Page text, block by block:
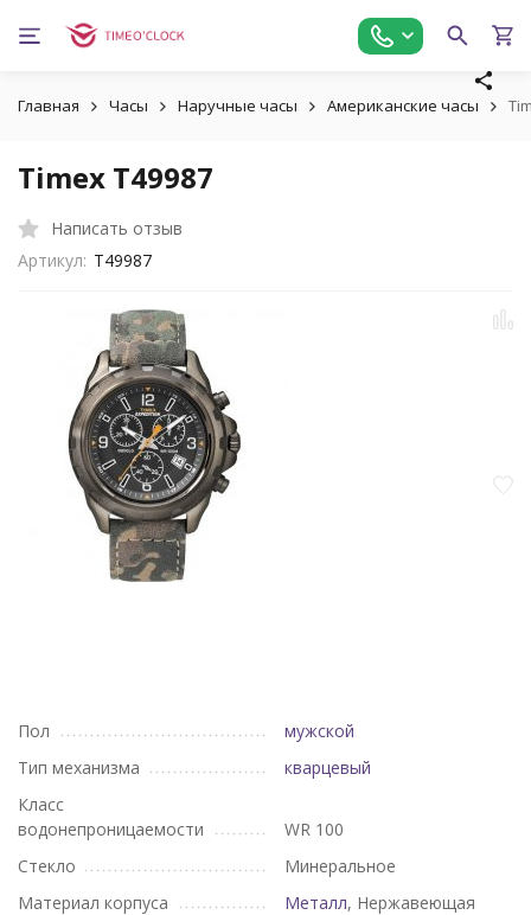
Главная Часы Наручные часы Американские часы
Timex T49987
Написать отзыв
Артикул: T49987
Пол
мужской
Тип механизма
кварцевый
Класс
водонепроницаемости
WR 100
Стекло
Минеральное
Материал корпуса
Металл, Нержавеющая